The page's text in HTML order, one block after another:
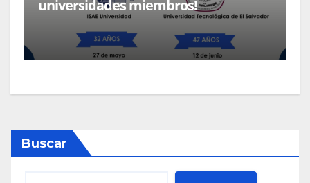
universidades miembros!
Buscar